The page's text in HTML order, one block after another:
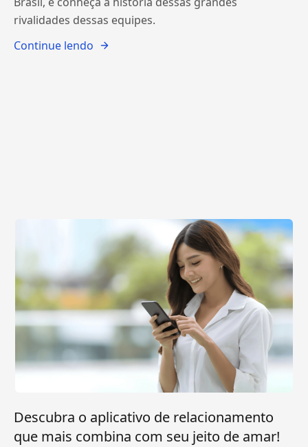
rivalidades dessas equipes.
Continue lendo
Descubra o aplicativo de relacionamento
que mais combina com seu jeito de amar!